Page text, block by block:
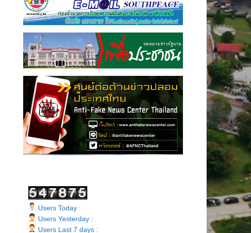
Users Today :
Users Yesterday :
Users Last 7 days :